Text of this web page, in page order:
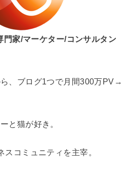
門家/マーケター/コンサルタン
、ブログ1つで月間300万PV→
と猫が好き。
コミュニティを主宰。